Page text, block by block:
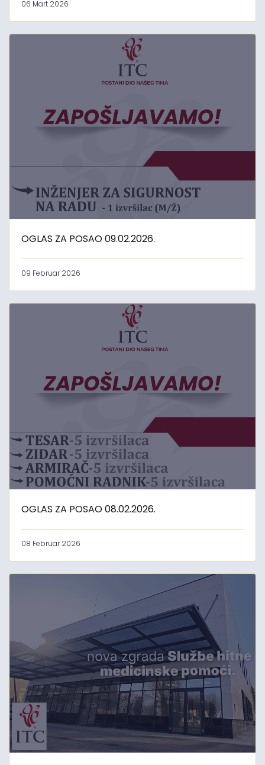
06 Mart 2026
OGLAS ZA POSAO 09.02.2026.
09 Februar 2026
OGLAS ZA POSAO 08.02.2026.
08 Februar 2026